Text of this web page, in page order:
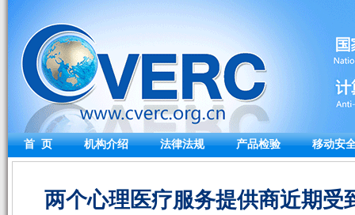
首 页 机构介绍 法律法规 产品检验 移动安
两个心理医疗服务提供商近期